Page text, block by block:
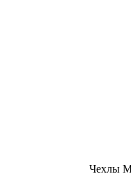
Чехлы